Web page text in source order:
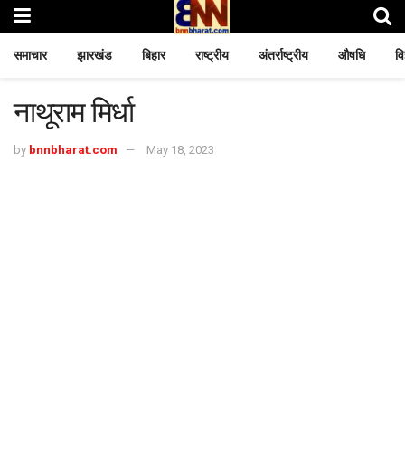
समाचार झारखंड बिहार राष्ट्रीय अंतर्राष्ट्रीय औषधि
नाथूराम मिर्धा
by bnnbharat.com May 18, 2023